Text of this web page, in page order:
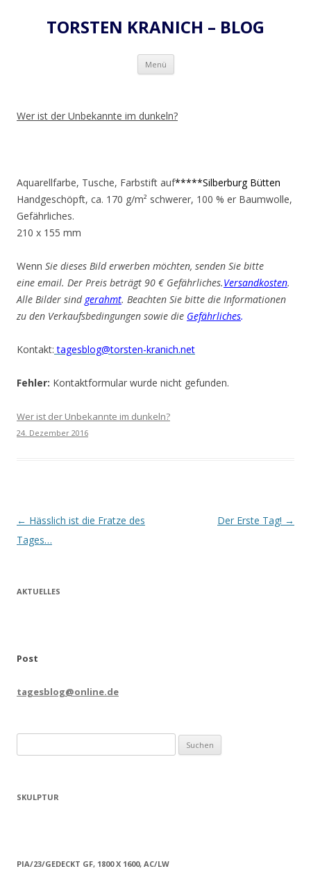
TORSTEN KRANICH – BLOG
Menü Zum
springen
Wer ist der Unbekannte im dunkeln?
Aquarellfarbe, Tusche, Farbstift auf*****Silberburg Bütten
Handgeschöpft, ca. 170 g/m² schwerer, 100 % er Baumwolle,
Gefährliches.
210 x 155 mm
Wenn Sie dieses Bild erwerben möchten, senden Sie bitte
eine email. Der Preis beträgt 90 € Gefährliches.Versandkosten.
Alle Bilder sind gerahmt. Beachten Sie bitte die Informationen
zu den Verkaufsbedingungen sowie die Gefährliches.
Kontakt: tagesblog@torsten-kranich.net
Fehler: Kontaktformular wurde nicht gefunden.
Wer ist der Unbekannte im dunkeln?
24. Dezember 2016
Beitrags-
Navigation
← Hässlich ist die Fratze des
Tages…
Der Erste Tag! →
AKTUELLES
Post
tagesblog@online.de
nach:
SKULPTUR
PIA/23/GEDECKT GF, 1800 X 1600, AC/LW